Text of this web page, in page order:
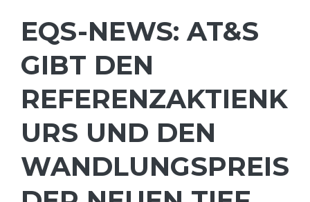
EQS-NEWS: AT&S
GIBT DEN
REFERENZAKTIENK
URS UND DEN
WANDLUNGSPREIS